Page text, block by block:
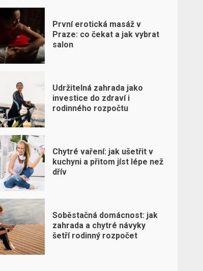
První erotická masáž v
Praze: co čekat a jak vybrat
salon
Udržitelná zahrada jako
investice do zdraví i
rodinného rozpočtu
Chytré vaření: jak ušetřit v
kuchyni a přitom jíst lépe než
dřív
Soběstačná domácnost: jak
zahrada a chytré návyky
šetří rodinný rozpočet